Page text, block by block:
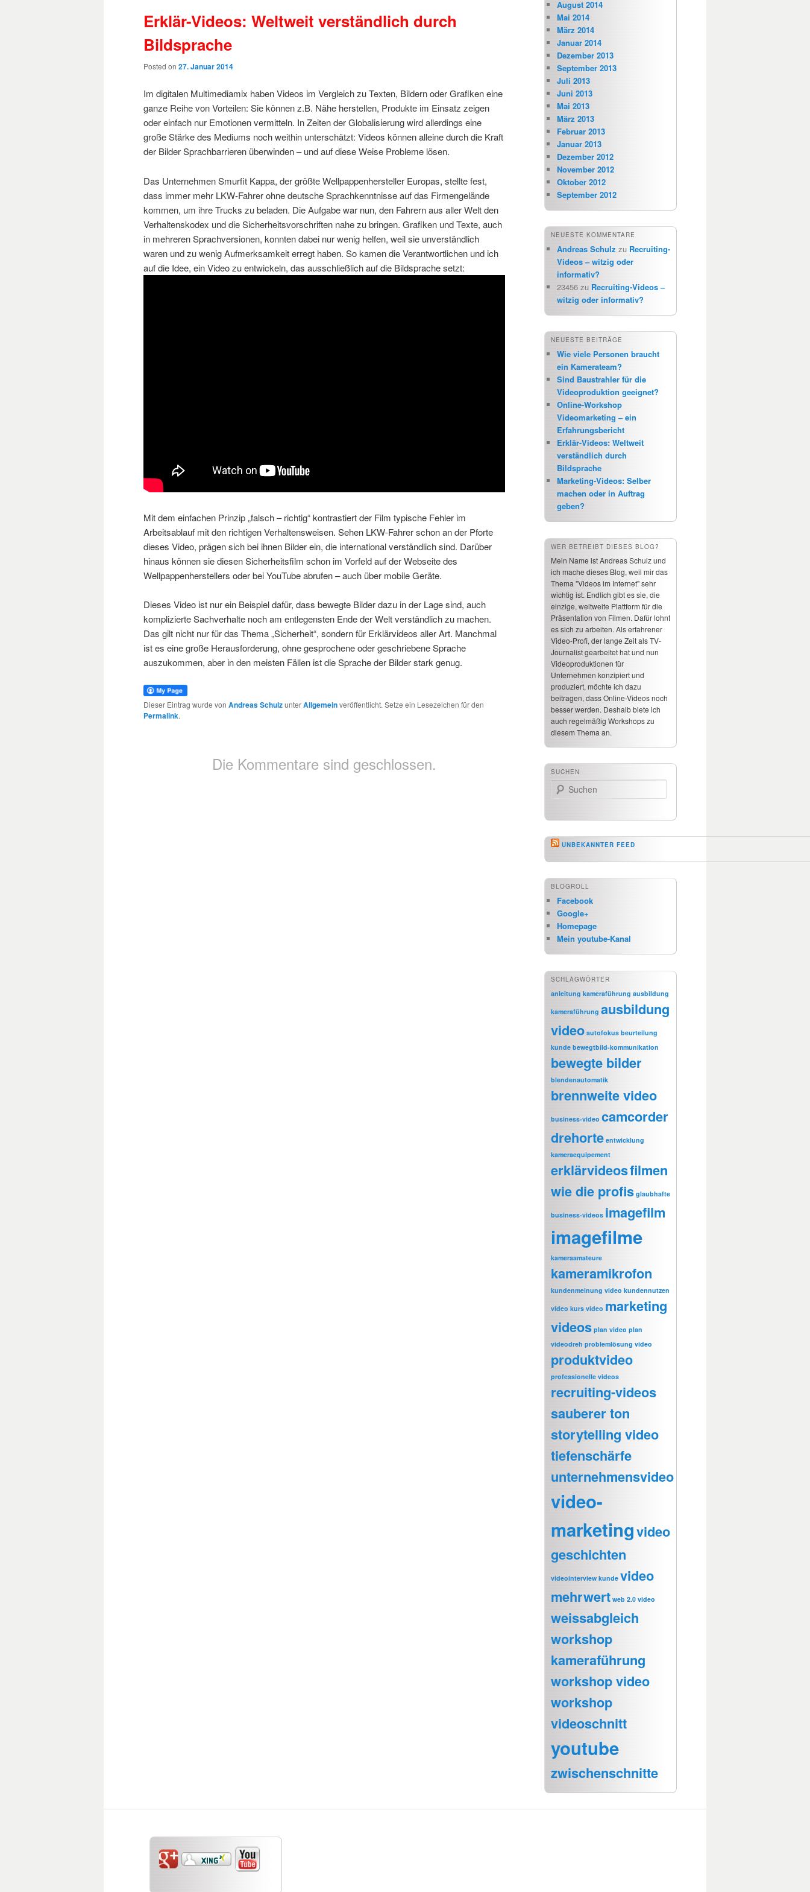
Erklär-Videos: Weltweit verständlich durch
Bildsprache
Posted on 27. Januar 2014
Im digitalen Multimediamix haben Videos im Vergleich zu Texten, Bildern oder Grafiken eine
ganze Reihe von Vorteilen: Sie können z.B. Nähe herstellen, Produkte im Einsatz zeigen
oder einfach nur Emotionen vermitteln. In Zeiten der Globalisierung wird allerdings eine
große Stärke des Mediums noch weithin unterschätzt: Videos können alleine durch die Kraft
der Bilder Sprachbarrieren überwinden – und auf diese Weise Probleme lösen.
Das Unternehmen Smurfit Kappa, der größte Wellpappenhersteller Europas, stellte fest,
dass immer mehr LKW-Fahrer ohne deutsche Sprachkenntnisse auf das Firmengelände
kommen, um ihre Trucks zu beladen. Die Aufgabe war nun, den Fahrern aus aller Welt den
Verhaltenskodex und die Sicherheitsvorschriften nahe zu bringen. Grafiken und Texte, auch
in mehreren Sprachversionen, konnten dabei nur wenig helfen, weil sie unverständlich
waren und zu wenig Aufmerksamkeit erregt haben. So kamen die Verantwortlichen und ich
auf die Idee, ein Video zu entwickeln, das ausschließlich auf die Bildsprache setzt:
Mit dem einfachen Prinzip „falsch – richtig“ kontrastiert der Film typische Fehler im
Arbeitsablauf mit den richtigen Verhaltensweisen. Sehen LKW-Fahrer schon an der Pforte
dieses Video, prägen sich bei ihnen Bilder ein, die international verständlich sind. Darüber
hinaus können sie diesen Sicherheitsfilm schon im Vorfeld auf der Webseite des
Wellpappenherstellers oder bei YouTube abrufen – auch über mobile Geräte.
Dieses Video ist nur ein Beispiel dafür, dass bewegte Bilder dazu in der Lage sind, auch
komplizierte Sachverhalte noch am entlegensten Ende der Welt verständlich zu machen.
Das gilt nicht nur für das Thema „Sicherheit“, sondern für Erklärvideos aller Art. Manchmal
ist es eine große Herausforderung, ohne gesprochene oder geschriebene Sprache
auszukommen, aber in den meisten Fällen ist die Sprache der Bilder stark genug.
Dieser Eintrag wurde von Andreas SchulzunterAllgemeinveröffentlicht. Setze ein Lesezeichen für den
Permalink.
Die Kommentare sind geschlossen.
August 2014
Mai 2014
März 2014
Januar 2014
Dezember 2013
September 2013
Juli 2013
Juni 2013
Mai 2013
März 2013
Februar 2013
Januar 2013
Dezember 2012
November 2012
Oktober 2012
September 2012
NEUESTE KOMMENTARE
Andreas Schulz zu Recruiting-
Videos – witzig oder
informativ?
23456 zu Recruiting-Videos –
witzig oder informativ?
NEUESTE BEITRÄGE
Wie viele Personen braucht
ein Kamerateam?
Sind Baustrahler für die
Videoproduktion geeignet?
Online-Workshop
Videomarketing – ein
Erfahrungsbericht
Erklär-Videos: Weltweit
verständlich durch
Bildsprache
Marketing-Videos: Selber
machen oder in Auftrag
geben?
WER BETREIBT DIESES BLOG?
Mein Name ist Andreas Schulz und
ich mache dieses Blog, weil mir das
Thema "Videos im Internet" sehr
wichtig ist. Endlich gibt es sie, die
einzige, weltweite Plattform für die
Präsentation von Filmen. Dafür lohnt
es sich zu arbeiten. Als erfahrener
Video-Profi, der lange Zeit als TV-
Journalist gearbeitet hat und nun
Videoproduktionen für
Unternehmen konzipiert und
produziert, möchte ich dazu
beitragen, dass Online-Videos noch
besser werden. Deshalb biete ich
auch regelmäßig Workshops zu
diesem Thema an.
SUCHEN
Suchen
UNBEKANNTER FEED
BLOGROLL
Facebook
Google+
Homepage
Mein youtube-Kanal
SCHLAGWÖRTER
anleitung kameraführung ausbildung
kameraführung ausbildung
video autofokus beurteilung
kunde bewegtbild-kommunikation
bewegte bilder
blendenautomatik
brennweite video
business-video camcorder
drehorte entwicklung
kameraequipement
erklärvideosfilmen
wie die profis glaubhafte
business-videos imagefilm
imagefilme
kameraamateure
kameramikrofon
kundenmeinung video kundennutzen
video kurs video marketing
videos plan video plan
videodreh problemlösung video
produktvideo
professionelle videos
recruiting-videos
sauberer ton
storytelling video
tiefenschärfe
unternehmensvideo
video-
marketingvideo
geschichten
videointerview kunde video
mehrwert web 2.0 video
weissabgleich
workshop
kameraführung
workshop video
workshop
videoschnitt
youtube
zwischenschnitte